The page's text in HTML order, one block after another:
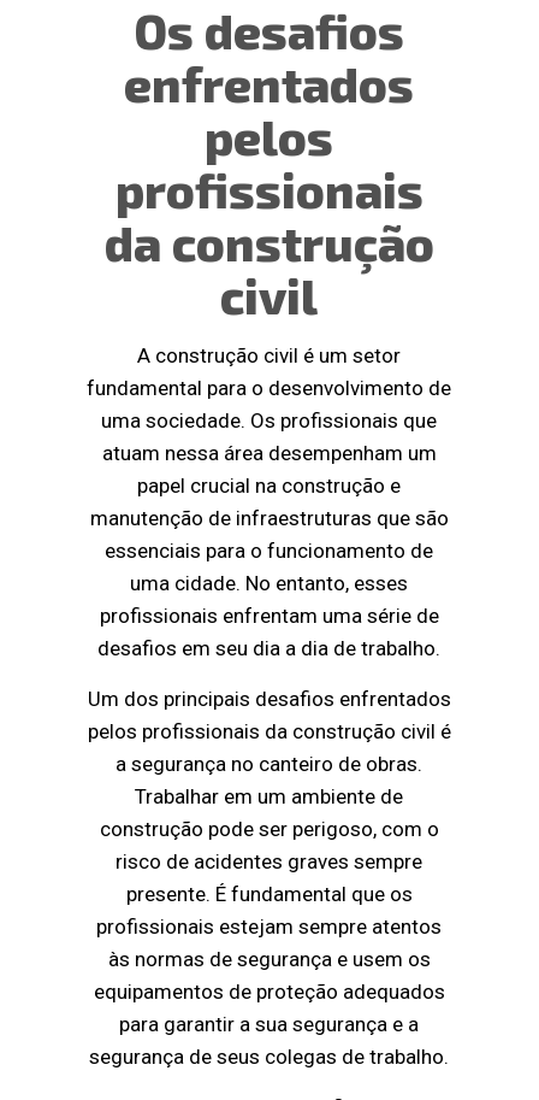
Os desafios
enfrentados
pelos
profissionais
da construção
civil
A construção civil é um setor
fundamental para o desenvolvimento de
uma sociedade. Os profissionais que
atuam nessa área desempenham um
papel crucial na construção e
manutenção de infraestruturas que são
essenciais para o funcionamento de
uma cidade. No entanto, esses
profissionais enfrentam uma série de
desafios em seu dia a dia de trabalho.
Um dos principais desafios enfrentados
pelos profissionais da construção civil é
a segurança no canteiro de obras.
Trabalhar em um ambiente de
construção pode ser perigoso, com o
risco de acidentes graves sempre
presente. É fundamental que os
profissionais estejam sempre atentos
às normas de segurança e usem os
equipamentos de proteção adequados
para garantir a sua segurança e a
segurança de seus colegas de trabalho.